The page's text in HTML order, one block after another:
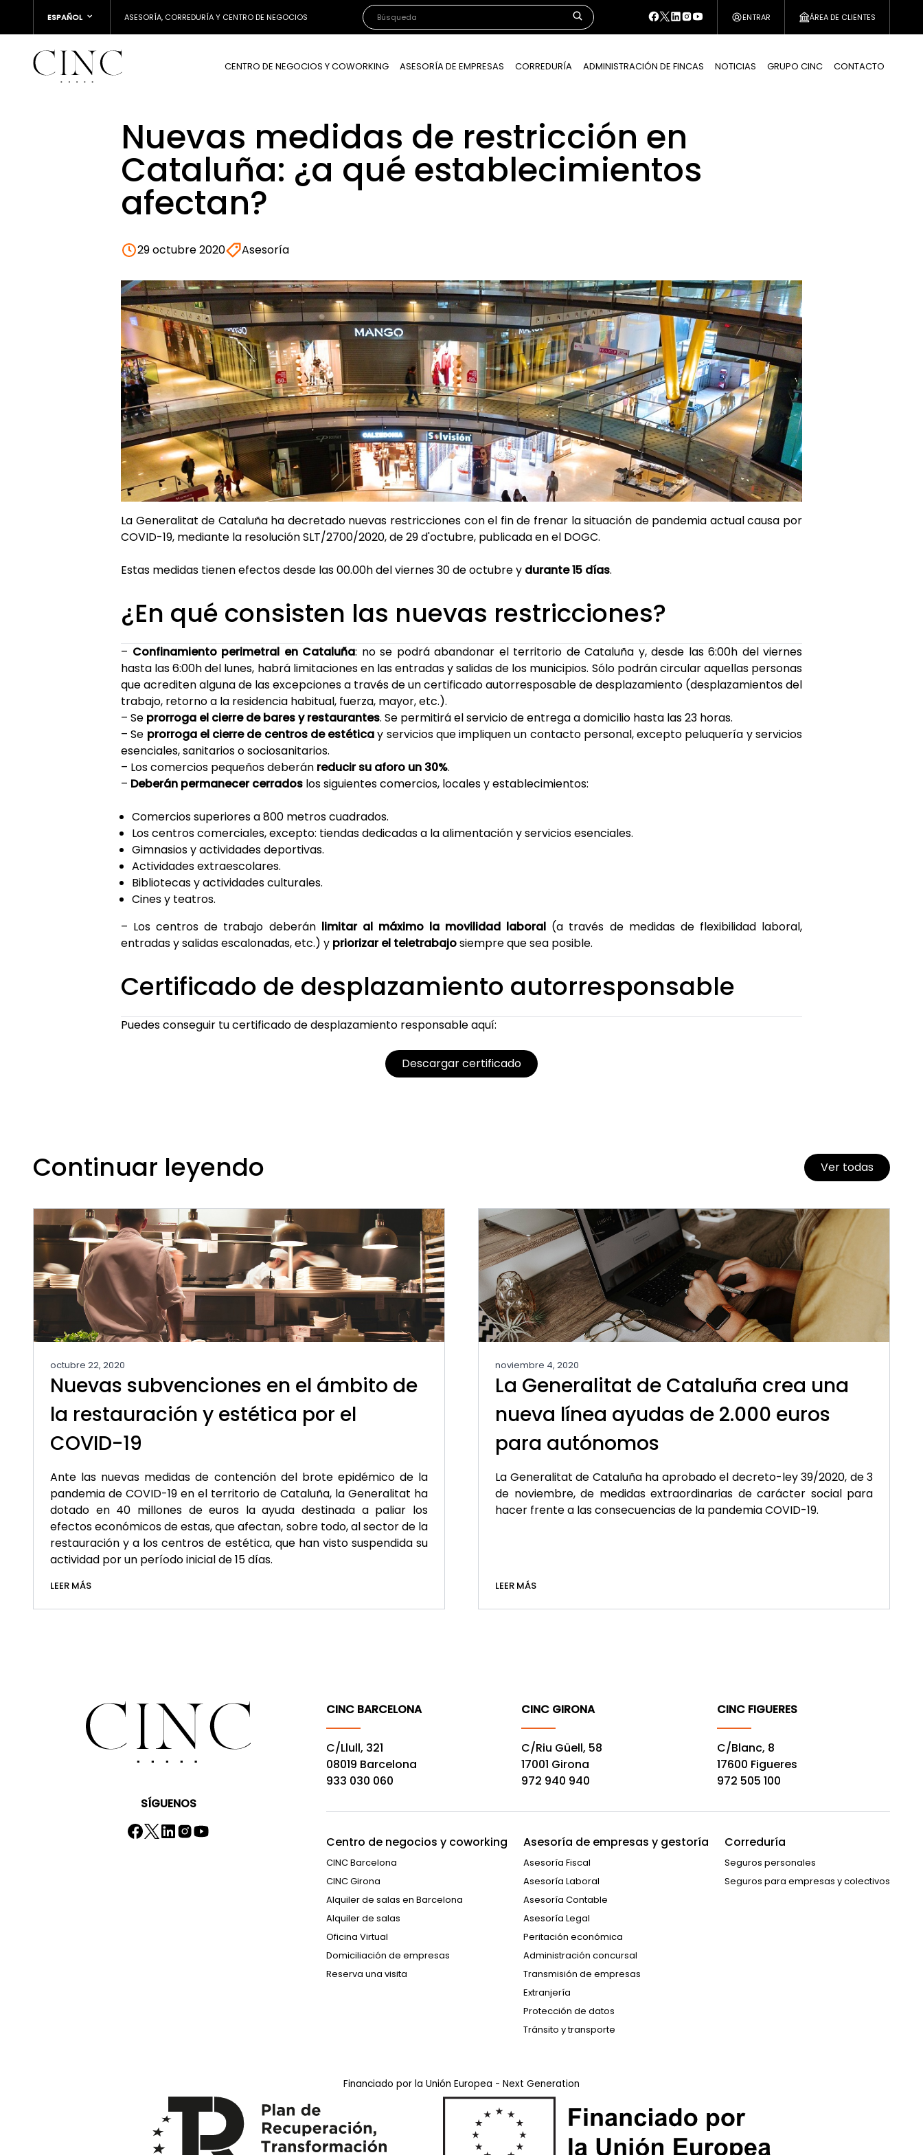
ESPAÑOL ASESORÍA, CORREDURÍA Y CENTRO DE NEGOCIOS ENTRAR ÁREA DE CLIENTES
CENTRO DE NEGOCIOS Y COWORKING ASESORÍA DE EMPRESAS CORREDURÍA ADMINISTRACIÓN DE FINCAS NOTICIAS GRUPO CINC CONTACTO
Nuevas medidas de restricción en
Cataluña: ¿a qué establecimientos
afectan?
29 octubre 2020 Asesoría
La Generalitat de Cataluña ha decretado nuevas restricciones con el fin de frenar la situación de pandemia actual causa por
COVID-19, mediante la resolución SLT/2700/2020, de 29 d'octubre, publicada en el DOGC.
Estas medidas tienen efectos desde las 00.00h del viernes 30 de octubre y durante 15 días.
¿En qué consisten las nuevas restricciones?
– Confinamiento perimetral en Cataluña: no se podrá abandonar el territorio de Cataluña y, desde las 6:00h del viernes
hasta las 6:00h del lunes, habrá limitaciones en las entradas y salidas de los municipios. Sólo podrán circular aquellas personas
que acrediten alguna de las excepciones a través de un certificado autorresposable de desplazamiento (desplazamientos del
trabajo, retorno a la residencia habitual, fuerza, mayor, etc.).
– Se prorroga el cierre de bares y restaurantes. Se permitirá el servicio de entrega a domicilio hasta las 23 horas.
– Se prorroga el cierre de centros de estéticay servicios que impliquen un contacto personal, excepto peluquería y servicios
esenciales, sanitarios o sociosanitarios.
– Los comercios pequeños deberán reducir su aforo un 30%.
– Deberán permanecer cerrados los siguientes comercios, locales y establecimientos:
Comercios superiores a 800 metros cuadrados.
Los centros comerciales, excepto: tiendas dedicadas a la alimentación y servicios esenciales.
Gimnasios y actividades deportivas.
Actividades extraescolares.
Bibliotecas y actividades culturales.
Cines y teatros.
– Los centros de trabajo deberánlimitar al máximo la movilidad laboral (a través de medidas de flexibilidad laboral,
entradas y salidas escalonadas, etc.) y priorizar el teletrabajosiempre que sea posible.
Certificado de desplazamiento autorresponsable
Puedes conseguir tu certificado de desplazamiento responsable aquí:
Descargar certificado
Continuar leyendo Ver todas
octubre 22, 2020
Nuevas subvenciones en el ámbito de
la restauración y estética por el
COVID-19
Ante las nuevas medidas de contención del brote epidémico de la
pandemia de COVID-19 en el territorio de Cataluña, la Generalitat ha
dotado en 40 millones de euros la ayuda destinada a paliar los
efectos económicos de estas, que afectan, sobre todo, al sector de la
restauración y a los centros de estética, que han visto suspendida su
actividad por un período inicial de 15 días.
LEER MÁS
noviembre 4, 2020
La Generalitat de Cataluña crea una
nueva línea ayudas de 2.000 euros
para autónomos
La Generalitat de Cataluña ha aprobado el decreto-ley 39/2020, de 3
de noviembre, de medidas extraordinarias de carácter social para
hacer frente a las consecuencias de la pandemia COVID-19.
LEER MÁS
SÍGUENOS
CINC BARCELONA
C/Llull, 321
08019 Barcelona
933 030 060
CINC GIRONA
C/Riu Güell, 58
17001 Girona
972 940 940
CINC FIGUERES
C/Blanc, 8
17600 Figueres
972 505 100
Centro de negocios y coworking
CINC Barcelona
CINC Girona
Alquiler de salas en Barcelona
Alquiler de salas
Oficina Virtual
Domiciliación de empresas
Reserva una visita
Asesoría de empresas y gestoría
Asesoría Fiscal
Asesoría Laboral
Asesoría Contable
Asesoría Legal
Peritación económica
Administración concursal
Transmisión de empresas
Extranjería
Protección de datos
Tránsito y transporte
Correduría
Seguros personales
Seguros para empresas y colectivos
Financiado por la Unión Europea - Next Generation